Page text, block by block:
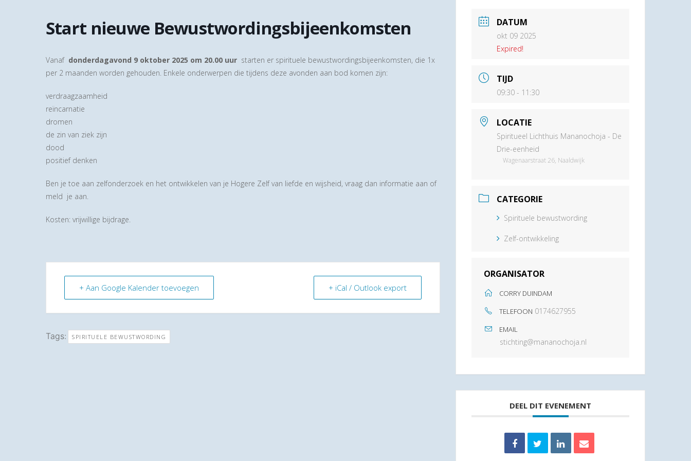
Start nieuwe Bewustwordingsbijeenkomsten
Vanaf donderdagavond 9 oktober 2025 om 20.00 uur starten er spirituele bewustwordingsbijeenkomsten, die 1x
per 2 maanden worden gehouden. Enkele onderwerpen die tijdens deze avonden aan bod komen zijn:
verdraagzaamheid
reïncarnatie
dromen
de zin van ziek zijn
dood
positief denken
Ben je toe aan zelfonderzoek en het ontwikkelen van je Hogere Zelf van liefde en wijsheid, vraag dan informatie aan of
meld je aan.
Kosten: vrijwillige bijdrage.
+ Aan Google Kalender toevoegen + iCal / Outlook export
Tags: SPIRITUELE BEWUSTWORDING
DATUM
okt 09 2025
Expired!
TIJD
09:30 - 11:30
LOCATIE
Spiritueel Lichthuis Mananochoja - De
Drie-eenheid
Wagenaarstraat 26, Naaldwijk
CATEGORIE
Spirituele bewustwording
Zelf-ontwikkeling
ORGANISATOR
CORRY DUINDAM
TELEFOON 0174627955
EMAIL
stichting@mananochoja.nl
DEEL DIT EVENEMENT